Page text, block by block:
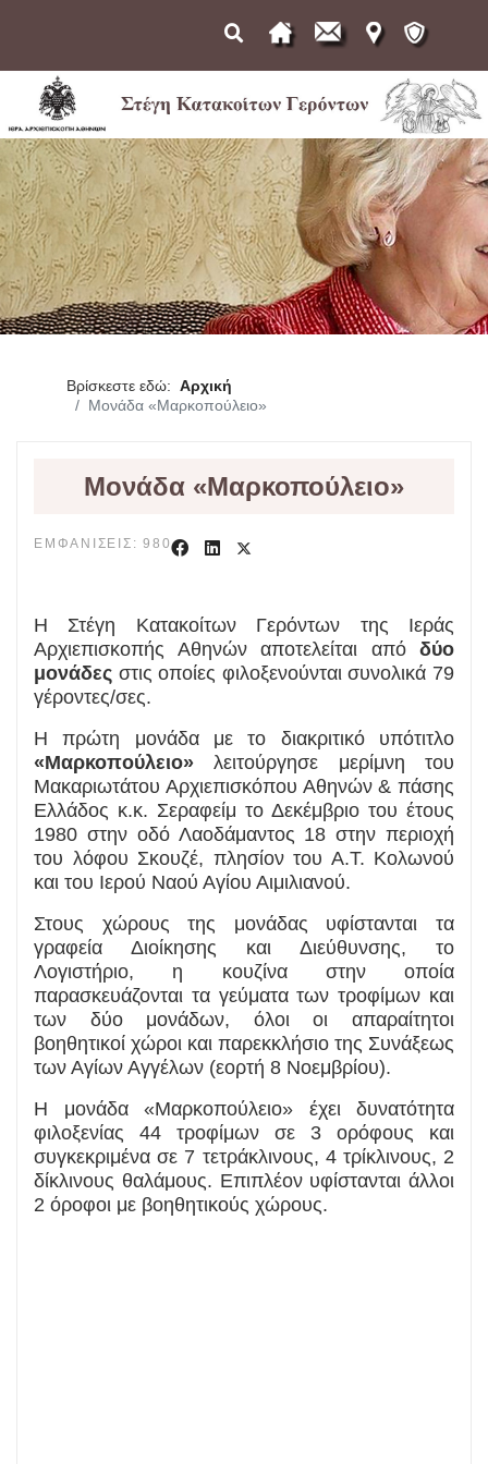
Βρίσκεστε εδώ: Αρχική
Μονάδα «Μαρκοπούλειο»
Μονάδα «Μαρκοπούλειο»
ΕΜΦΑΝΊΣΕΙΣ: 980
Η Στέγη Κατακοίτων Γερόντων της Ιεράς
Αρχιεπισκοπής Αθηνών αποτελείται από δύο
μονάδες στις οποίες φιλοξενούνται συνολικά 79
γέροντες/σες.
Η πρώτη μονάδα με το διακριτικό υπότιτλο
«Μαρκοπούλειο» λειτούργησε μερίμνη του
Μακαριωτάτου Αρχιεπισκόπου Αθηνών & πάσης
Ελλάδος κ.κ. Σεραφείμ το Δεκέμβριο του έτους
1980 στην οδό Λαοδάμαντος 18 στην περιοχή
του λόφου Σκουζέ, πλησίον του Α.Τ. Κολωνού
και του Ιερού Ναού Αγίου Αιμιλιανού.
Στους χώρους της μονάδας υφίστανται τα
γραφεία Διοίκησης και Διεύθυνσης, το
Λογιστήριο, η κουζίνα στην οποία
παρασκευάζονται τα γεύματα των τροφίμων και
των δύο μονάδων, όλοι οι απαραίτητοι
βοηθητικοί χώροι και παρεκκλήσιο της Συνάξεως
των Αγίων Αγγέλων (εορτή 8 Νοεμβρίου).
Η μονάδα «Μαρκοπούλειο» έχει δυνατότητα
φιλοξενίας 44 τροφίμων σε 3 ορόφους και
συγκεκριμένα σε 7 τετράκλινους, 4 τρίκλινους, 2
δίκλινους θαλάμους. Επιπλέον υφίστανται άλλοι
2 όροφοι με βοηθητικούς χώρους.